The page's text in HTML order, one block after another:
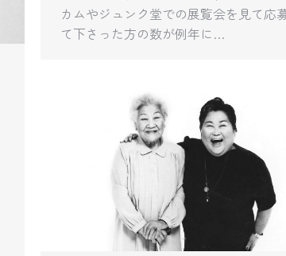
カムやジュンク堂での展覧会を見て応
て下さった方の数が例年に…